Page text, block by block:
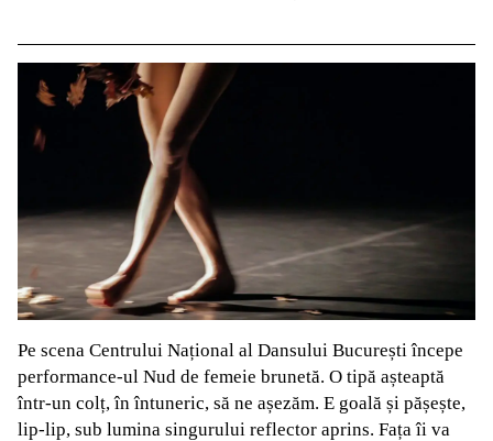
Pe scena Centrului Național al Dansului București începe
performance-ul Nud de femeie brunetă. O tipă așteaptă
într-un colț, în întuneric, să ne așezăm. E goală și pășește,
lip-lip, sub lumina singurului reflector aprins. Fața îi va